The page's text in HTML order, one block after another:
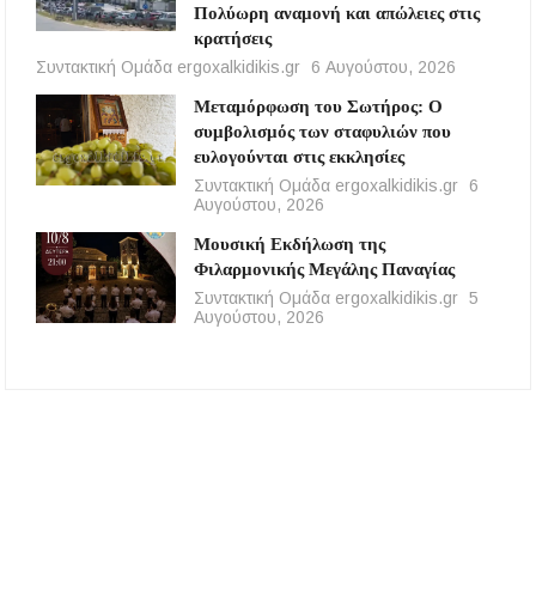
Πολύωρη αναμονή και απώλειες στις
κρατήσεις
Συντακτική Ομάδα ergoxalkidikis.gr
6 Αυγούστου, 2026
Μεταμόρφωση του Σωτήρος: Ο
συμβολισμός των σταφυλιών που
ευλογούνται στις εκκλησίες
Συντακτική Ομάδα ergoxalkidikis.gr
6
Αυγούστου, 2026
Μουσική Εκδήλωση της
Φιλαρμονικής Μεγάλης Παναγίας
Συντακτική Ομάδα ergoxalkidikis.gr 5
Αυγούστου, 2026